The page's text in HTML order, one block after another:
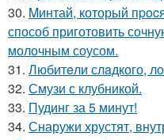
30. Mинтай, который
способ приготовить
молочным соусом.
31. Любитeли слaдкого,
32. Смузи с клубникой.
33. Пудинг за 5 минут!
34. Снаружи хрустят,